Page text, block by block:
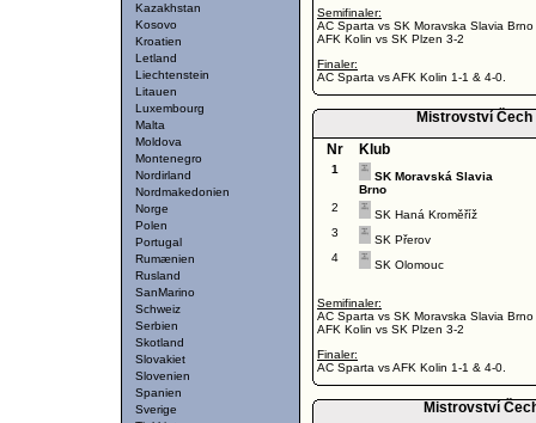
Kazakhstan
Kosovo
Kroatien
Letland
Liechtenstein
Litauen
Luxembourg
Malta
Moldova
Montenegro
Nordirland
Nordmakedonien
Norge
Polen
Portugal
Rumænien
Rusland
SanMarino
Schweiz
Serbien
Skotland
Slovakiet
Slovenien
Spanien
Sverige
Semifinaler:
AC Sparta vs SK Moravska Slavia Brno
AFK Kolin vs SK Plzen 3-2
Finaler:
AC Sparta vs AFK Kolin 1-1 & 4-0.
Mistrovství
Nr
Klub
1
SK Moravská Slavia
Brno
2
SK Haná Kroměříž
3
SK Přerov
4
SK Olomouc
Semifinaler:
AC Sparta vs SK Moravska Slavia Brno
AFK Kolin vs SK Plzen 3-2
Finaler:
AC Sparta vs AFK Kolin 1-1 & 4-0.
Mistrovství